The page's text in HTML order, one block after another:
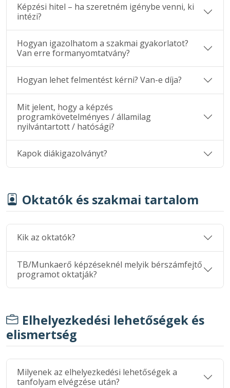
Képzési hitel – ha szeretném igénybe venni, ki
intézi?
Hogyan igazolhatom a szakmai gyakorlatot?
Van erre formanyomtatvány?
Hogyan lehet felmentést kérni? Van-e díja?
Mit jelent, hogy a képzés
programkövetelményes / államilag
nyilvántartott / hatósági?
Kapok diákigazolványt?
Oktatók és szakmai tartalom
Kik az oktatók?
TB/Munkaerő képzéseknél melyik bérszámfejtő
programot oktatják?
Elhelyezkedési lehetőségek és
elismertség
Milyenek az elhelyezkedési lehetőségek a
tanfolyam elvégzése után?